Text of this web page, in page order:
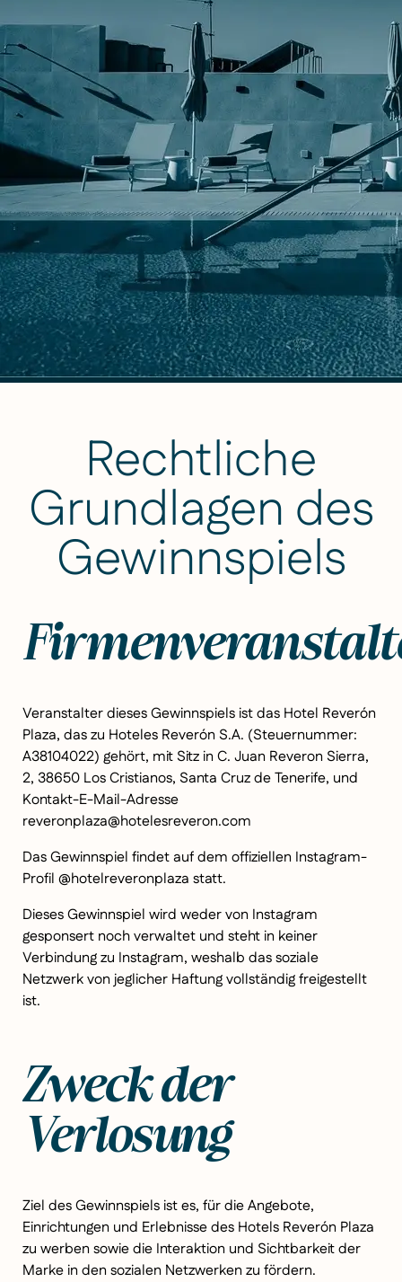
Rechtliche
Grundlagen des
Gewinnspiels
Veranstalter dieses Gewinnspiels ist das Hotel Reverón
Plaza, das zu Hoteles Reverón S.A. (Steuernummer:
A38104022) gehört, mit Sitz in C. Juan Reveron Sierra,
2, 38650 Los Cristianos, Santa Cruz de Tenerife, und
Kontakt-E-Mail-Adresse
reveronplaza@hotelesreveron.com
Das Gewinnspiel findet auf dem offiziellen Instagram-
Profil @hotelreveronplaza statt.
Dieses Gewinnspiel wird weder von Instagram
gesponsert noch verwaltet und steht in keiner
Verbindung zu Instagram, weshalb das soziale
Netzwerk von jeglicher Haftung vollständig freigestellt
ist.
Zweck der
Verlosung
Ziel des Gewinnspiels ist es, für die Angebote,
Einrichtungen und Erlebnisse des Hotels Reverón Plaza
zu werben sowie die Interaktion und Sichtbarkeit der
Marke in den sozialen Netzwerken zu fördern.